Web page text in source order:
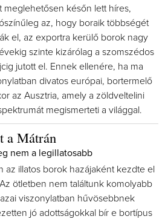
meglehetősen későn lett híres,
az, hogy boraik többségét
el, az exportra kerülő borok nagy
szinte kizárólag a szomszédos
jutott el. Ennek ellenére, ha ma
divatos európai, bortermelő
az Ausztria, amely a zöldveltelini
megismerteti a világgal.
a Mátrán
nem a legillatosabb
az illatos borok hazájaként kezdte el
ötletben nem találtunk komolyabb
viszonylatban hűvösebbnek
jó adottságokkal bír e bortípus